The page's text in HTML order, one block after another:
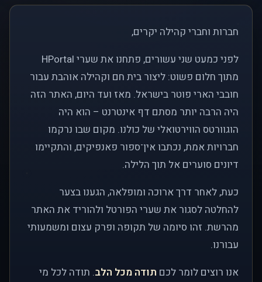
חברות וחברי קהילה יקרים,
לפני כמעט שני עשורים, פתחנו את שערי HPortal
מתוך חלום פשוט: ליצור בית חם וקהילה אוהבת עבור
חובבי הארי פוטר בישראל. מאז ועד היום, האתר הזה
היה הרבה יותר מסתם דף אינטרנט – הוא היה
הוגוורטס הווירטואלי של כולנו. מקום שבו נרקמו
חברויות אמת, נכתבו אין־ספור פאנפיקים, והתקיימו
דיונים סוערים אל תוך הלילה.
כעת, לאחר דרך ארוכה ומופלאה, הגענו בצער
להחלטה לסגור את שערי הפורטל ולהוריד את האתר
מהרשת. זהו סיומה של תקופה ופרק עצום ומשמעותי
עבורנו.
אנו רוצים לומר לכם תודה מכל הלב. תודה לכל מי